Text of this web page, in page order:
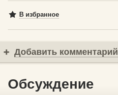
В избранное
Добавить комментарий
Обсуждение